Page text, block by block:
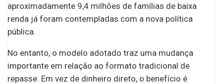
aproximadamente 9,4 milhões de famílias de baixa
renda já foram contempladas com a nova política
pública.
No entanto, o modelo adotado traz uma mudança
importante em relação ao formato tradicional de
repasse. Em vez de dinheiro direto, o benefício é